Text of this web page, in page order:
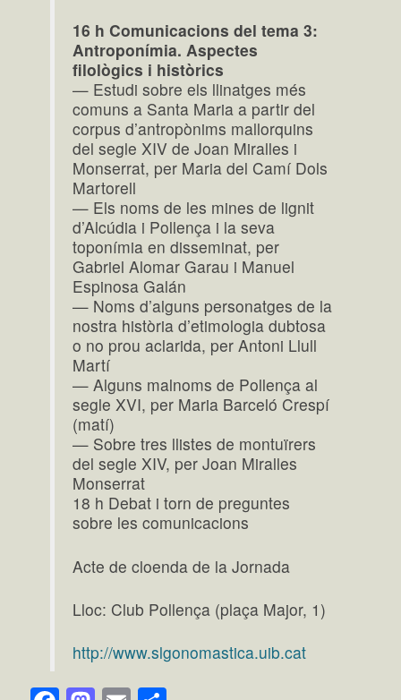
16 h Comunicacions del tema 3:
Antroponímia. Aspectes
filològics i històrics
— Estudi sobre els llinatges més
comuns a Santa Maria a partir del
corpus d’antropònims mallorquins
del segle XIV de Joan Miralles i
Monserrat, per Maria del Camí Dols
Martorell
— Els noms de les mines de lignit
d’Alcúdia i Pollença i la seva
toponímia en disseminat, per
Gabriel Alomar Garau i Manuel
Espinosa Galán
— Noms d’alguns personatges de la
nostra història d’etimologia dubtosa
o no prou aclarida, per Antoni Llull
Martí
— Alguns malnoms de Pollença al
segle XVI, per Maria Barceló Crespí
(matí)
— Sobre tres llistes de montuïrers
del segle XIV, per Joan Miralles
Monserrat
18 h Debat i torn de preguntes
sobre les comunicacions
Acte de cloenda de la Jornada
Lloc: Club Pollença (plaça Major, 1)
http://www.slgonomastica.uib.cat